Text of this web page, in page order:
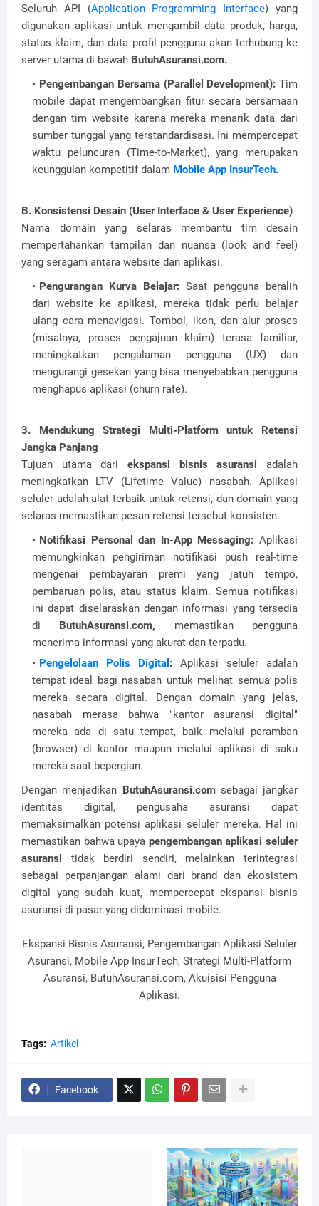
Seluruh API (Application Programming Interface) yang
digunakan aplikasi untuk mengambil data produk, harga,
status klaim, dan data profil pengguna akan terhubung ke
server utama di bawah ButuhAsuransi.com.
Pengembangan Bersama (Parallel Development): Tim
mobile dapat mengembangkan fitur secara bersamaan
dengan tim website karena mereka menarik data dari
sumber tunggal yang terstandardisasi. Ini mempercepat
waktu peluncuran (Time-to-Market), yang merupakan
keunggulan kompetitif dalam Mobile App InsurTech.
B. Konsistensi Desain (User Interface & User Experience)
Nama domain yang selaras membantu tim desain
mempertahankan tampilan dan nuansa (look and feel)
yang seragam antara website dan aplikasi.
Pengurangan Kurva Belajar: Saat pengguna beralih
dari website ke aplikasi, mereka tidak perlu belajar
ulang cara menavigasi. Tombol, ikon, dan alur proses
(misalnya, proses pengajuan klaim) terasa familiar,
meningkatkan pengalaman pengguna (UX) dan
mengurangi gesekan yang bisa menyebabkan pengguna
menghapus aplikasi (churn rate).
3. Mendukung Strategi Multi-Platform untuk Retensi
Jangka Panjang
Tujuan utama dari ekspansi bisnis asuransi adalah
meningkatkan LTV (Lifetime Value) nasabah. Aplikasi
seluler adalah alat terbaik untuk retensi, dan domain yang
selaras memastikan pesan retensi tersebut konsisten.
Notifikasi Personal dan In-App Messaging: Aplikasi
memungkinkan pengiriman notifikasi push real-time
mengenai pembayaran premi yang jatuh tempo,
pembaruan polis, atau status klaim. Semua notifikasi
ini dapat diselaraskan dengan informasi yang tersedia
di ButuhAsuransi.com, memastikan pengguna
menerima informasi yang akurat dan terpadu.
Pengelolaan Polis Digital : Aplikasi seluler adalah
tempat ideal bagi nasabah untuk melihat semua polis
mereka secara digital. Dengan domain yang jelas,
nasabah merasa bahwa "kantor asuransi digital"
mereka ada di satu tempat, baik melalui peramban
(browser) di kantor maupun melalui aplikasi di saku
mereka saat bepergian.
Dengan menjadikan ButuhAsuransi.comsebagai jangkar
identitas digital, pengusaha asuransi dapat
memaksimalkan potensi aplikasi seluler mereka. Hal ini
memastikan bahwa upaya pengembangan aplikasi seluler
asuransi tidak berdiri sendiri, melainkan terintegrasi
sebagai perpanjangan alami dari brand dan ekosistem
digital yang sudah kuat, mempercepat ekspansi bisnis
asuransi di pasar yang didominasi mobile.
Ekspansi Bisnis Asuransi, Pengembangan Aplikasi Seluler
Asuransi, Mobile App InsurTech, Strategi Multi-Platform
Asuransi, ButuhAsuransi.com, Akuisisi Pengguna
Aplikasi.
Tags: Artikel
Facebook